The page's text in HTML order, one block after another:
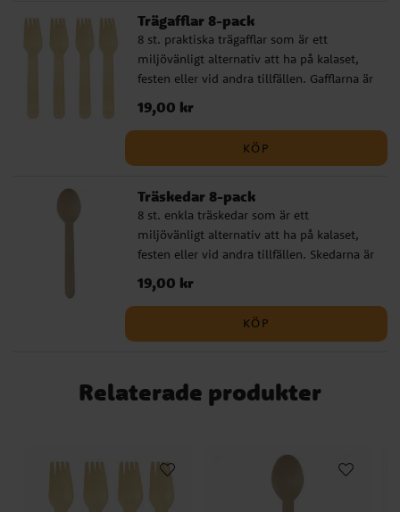
Miraculous Ladybug
My Little Pony
Paw Patrol
Greta Gris
Pippi Långstrump
Pirattema Polis
Prinsessor
Djungelkalas
Sjöjungfru - Mermaid
Spiderman
Star Wars
Traktor och Bondgård
Unicorn - Enhörning
Woodland
Narwhal Party Fordon
Hello Baby
Teddybjörn Babyshower
Emil i Lönneberga
Encanto
Trägafflar 8-pack
8 st. praktiska trägafflar som är ett
miljövänligt alternativ att ha på kalaset,
festen eller vid andra tillfällen. Gafflarna är
ca 16 cm långa.
Pris:19,00 kr
19,00 kr
KÖP
Träskedar 8-pack
8 st. enkla träskedar som är ett
miljövänligt alternativ att ha på kalaset,
festen eller vid andra tillfällen. Skedarna är
Pris:19,00 kr
19,00 kr
KÖP
Relaterade produkter